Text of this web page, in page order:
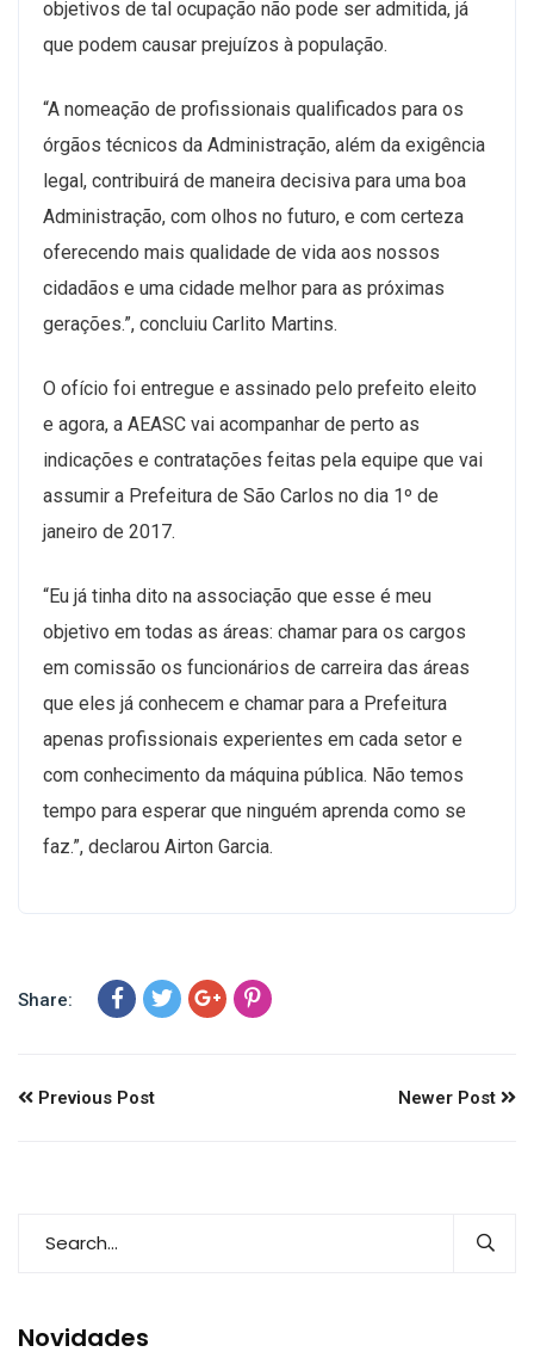
objetivos de tal ocupação não pode ser admitida, já
que podem causar prejuízos à população.
“A nomeação de profissionais qualificados para os
órgãos técnicos da Administração, além da exigência
legal, contribuirá de maneira decisiva para uma boa
Administração, com olhos no futuro, e com certeza
oferecendo mais qualidade de vida aos nossos
cidadãos e uma cidade melhor para as próximas
gerações.”, concluiu Carlito Martins.
O ofício foi entregue e assinado pelo prefeito eleito
e agora, a AEASC vai acompanhar de perto as
indicações e contratações feitas pela equipe que vai
assumir a Prefeitura de São Carlos no dia 1º de
janeiro de 2017.
“Eu já tinha dito na associação que esse é meu
objetivo em todas as áreas: chamar para os cargos
em comissão os funcionários de carreira das áreas
que eles já conhecem e chamar para a Prefeitura
apenas profissionais experientes em cada setor e
com conhecimento da máquina pública. Não temos
tempo para esperar que ninguém aprenda como se
faz.”, declarou Airton Garcia.
Share:
Previous Post Newer Post
Novidades